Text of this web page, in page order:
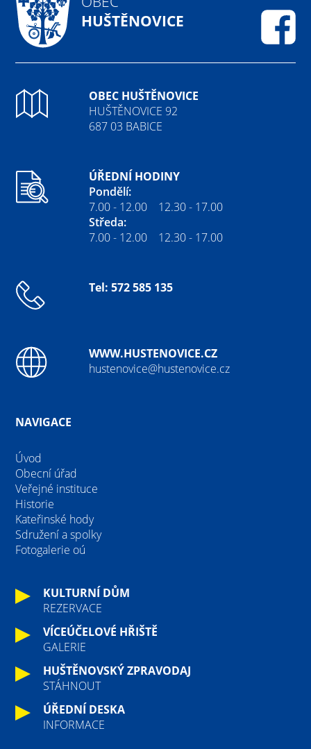
HUŠTĚNOVICE
OBEC HUŠTĚNOVICE
HUŠTĚNOVICE 92
687 03 BABICE
ÚŘEDNÍ HODINY
Pondělí:
7.00 - 12.00 12.30 - 17.00
Středa:
7.00 - 12.00 12.30 - 17.00
Tel: 572 585 135
WWW.HUSTENOVICE.CZ
hustenovice@hustenovice.cz
NAVIGACE
Úvod
Obecní úřad
Veřejné instituce
Historie
Kateřinské hody
Sdružení a spolky
Fotogalerie oú
KULTURNÍ DŮM
REZERVACE
VÍCEÚČELOVÉ HŘIŠTĚ
GALERIE
HUŠTĚNOVSKÝ ZPRAVODAJ
STÁHNOUT
ÚŘEDNÍ DESKA
INFORMACE